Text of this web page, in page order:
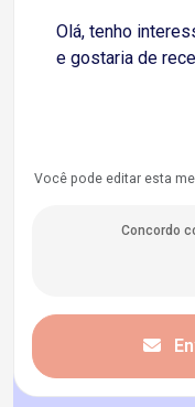
Você pode editar esta
Concordo